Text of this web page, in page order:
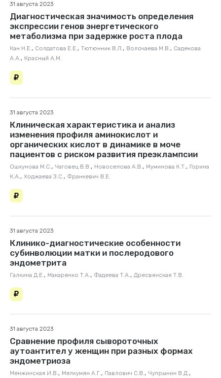
31 августа 2023
Диагностическая значимость определения
экспрессии генов энергетического
метаболизма при задержке роста плода
Кан Н.Е., Солдатова Е.Е., Тютюнник В.Л., Волочаева М.В., Садекова
А.А., Красный А.М.
31 августа 2023
Клиническая характеристика и анализ
изменения профиля аминокислот и
органических кислот в динамике в моче
пациентов с риском развития преэклампсии
Ошхунова М.С., Чаговец В.В., Новоселова А.В., Муминова К.Т., Горина
К.А., Ходжаева З.С., Франкевич В.Е.
31 августа 2023
Клинико-диагностические особенности
субинволюции матки и послеродового
эндометрита
Галкина Д.Е. , Макаренко Т.А. , Фадеева Т.А. , Дресвянская Т.В.
31 августа 2023
Сравнение профиля сывороточных
аутоантител у женщин при разных формах
эндометриоза
Менжинская И.В., Мелкумян А.Г., Павлович С.В., Чупрынин В.Д.,